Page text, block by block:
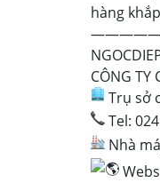
hàng
CÔNG TY
Trụ sở
Tel:
Nhà